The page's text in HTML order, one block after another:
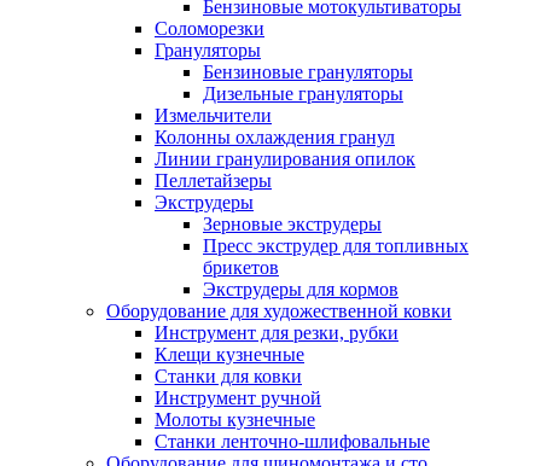
Бензиновые мотокультиваторы
Соломорезки
Грануляторы
Бензиновые грануляторы
Дизельные грануляторы
Измельчители
Колонны охлаждения гранул
Линии гранулирования опилок
Пеллетайзеры
Экструдеры
Зерновые экструдеры
Пресс экструдер для топливных
брикетов
Экструдеры для кормов
Оборудование для художественной ковки
Инструмент для резки, рубки
Клещи кузнечные
Станки для ковки
Инструмент ручной
Молоты кузнечные
Станки ленточно-шлифовальные